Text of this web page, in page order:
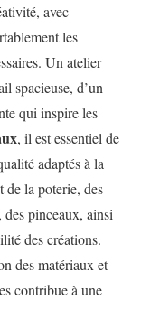
avec
les
Un atelier
spacieuse, d’un
qui inspire les
, il est essentiel de
adaptés à la
de la poterie, des
pinceaux, ainsi
des créations.
des matériaux et
contribue à une